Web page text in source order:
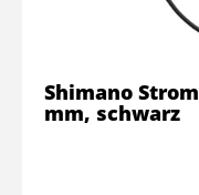
Shimano
mm, schwarz